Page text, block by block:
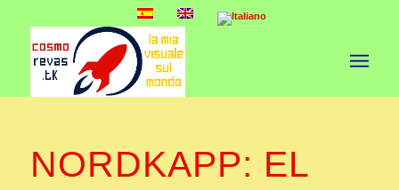
NORDKAPP: EL